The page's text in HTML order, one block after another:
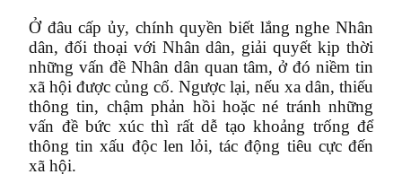
Ở đâu cấp ủy, chính quyền biết lắng nghe Nhân
dân, đối thoại với Nhân dân, giải quyết kịp thời
những vấn đề Nhân dân quan tâm, ở đó niềm tin
xã hội được củng cố. Ngược lại, nếu xa dân, thiếu
thông tin, chậm phản hồi hoặc né tránh những
vấn đề bức xúc thì rất dễ tạo khoảng trống để
thông tin xấu độc len lỏi, tác động tiêu cực đến
xã hội.